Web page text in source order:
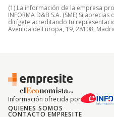
(1) La información de la empresa
INFORMA D&B S.A. (SME) Si
dirígete acreditando tu
Avenida de Europa, 19, 28108,
Información ofrecida por
QUIENES SOMOS
CONTACTO EMPRESITE